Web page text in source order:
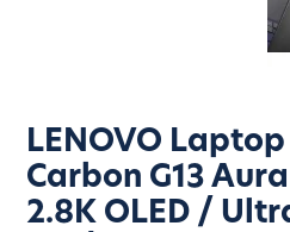
LENOVO
Carbon G13
2.8K OLED /